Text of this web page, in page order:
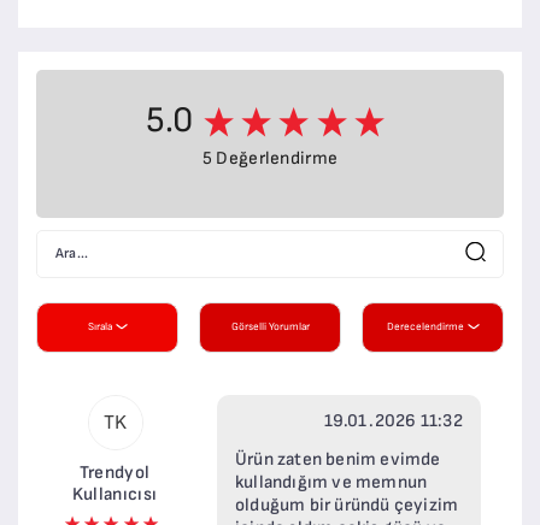
5.0
5 Değerlendirme
Sırala Görselli Yorumlar Derecelendirme
TK
Trendyol
Kullanıcısı
19.01.2026 11:32
Ürün zaten benim evimde
kullandığım ve memnun
olduğum bir üründü çeyizim